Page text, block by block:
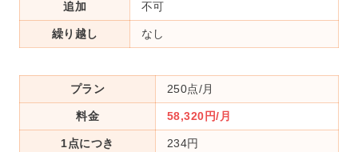
追加 不可
繰り越し なし
プラン 250点/月
料金 58,320円/月
1点につき 234円